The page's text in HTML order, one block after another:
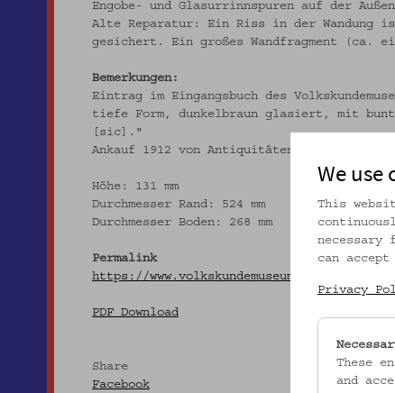
Engobe- und Glasurrinnspuren auf der
Alte Reparatur: Ein Riss in der Wandung
gesichert. Ein großes Wandfragment
Bemerkungen:
Eintrag im Eingangsbuch des
tiefe Form, dunkelbraun glasiert, mit
[sic]."
Ankauf 1912 von Antiquitäten Alois
Höhe: 131 mm
Durchmesser Rand: 524 mm
Durchmesser Boden: 268 mm
Permalink
https://www.volkskundemuseum.at/
PDF Download
Share
Facebook
We use
This
necessary
can
Privacy
These
and